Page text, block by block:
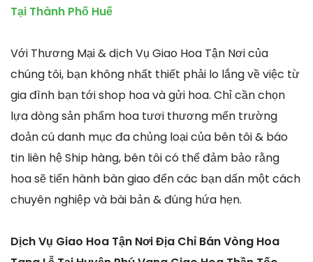
Tại Thành Phố Huế
Với Thương Mại & dịch Vụ Giao Hoa Tận Nơi của
chúng tôi, bạn không nhất thiết phải lo lắng về việc từ
gia đình bạn tới shop hoa và gửi hoa. Chỉ cần chọn
lựa dòng sản phẩm hoa tươi thương mến trường
đoản cú danh mục đa chủng loại của bên tôi & báo
tin liên hệ Ship hàng, bên tôi có thể đảm bảo rằng
hoa sẽ tiến hành bàn giao đến các bạn dấn một cách
chuyên nghiệp và bài bản & đúng hứa hẹn.
Dịch Vụ Giao Hoa Tận Nơi Địa Chỉ Bán Vòng Hoa